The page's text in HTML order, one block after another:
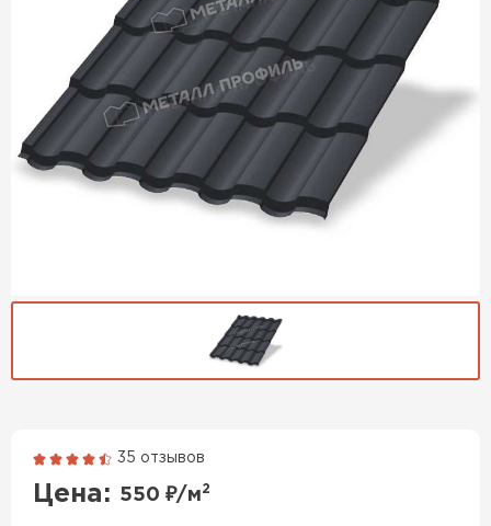
35 отзывов
Цена: 550 ₽/м2
Гибкая черепица